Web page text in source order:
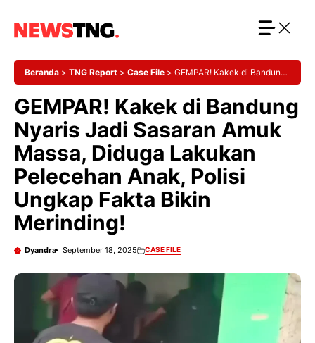
Beranda > TNG Report > Case File > GEMPAR! Kakek di Bandung
Anak, Polisi Ungkap Fakta Bikin Merinding!
GEMPAR! Kakek di Bandung
Nyaris Jadi Sasaran Amuk
Massa, Diduga Lakukan
Pelecehan Anak, Polisi
Ungkap Fakta Bikin
Merinding!
Dyandra September 18, 2025 CASE FILE